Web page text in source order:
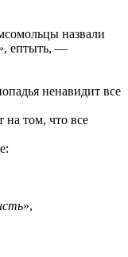
назвали
ептыть, —
ненавидит все
на том, что все
»,